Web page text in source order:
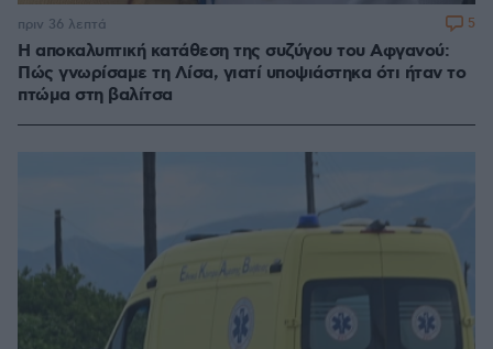
Η αποκαλυπτική κατάθεση της συζύγου του Αφγανού:
Πώς γνωρίσαμε τη Λίσα, γιατί υποψιάστηκα ότι ήταν το
πτώμα στη βαλίτσα
πριν 36 λεπτά 5